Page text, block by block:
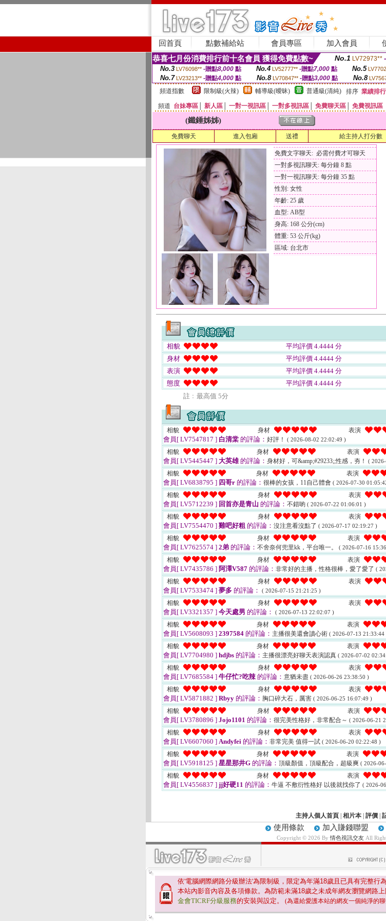
回首頁 點數補給站 會員專區 加入會員
恭喜七月份消費排行前十名會員 獲得免費點數~ No.1 LV72973**
No.3 LV76098** -贈點8,000點 No.4 LV52777** -贈點7,000點 No.5
No.7 LV23213** -贈點4,000 點 No.8 LV70847** -贈點3,000 點 No.8
頻道指數
限制級(火辣) 輔導級(曖昧) 普通級(清純) 排序 業績排行
頻道 台妹專區 新人區 一對一視訊區 一對多視訊區 免費聊天區 免費視訊區
(鐵錘姊姊)
免費聊天 進入包廂 送禮 給主持人打分數
免費文字聊天: 必需付費才可聊天
一對多視訊聊天: 每分鐘 8 點
一對一視訊聊天: 每分鐘 35 點
性別: 女性
年齡: 25 歲
血型: AB型
身高: 168 公分(cm)
體重: 53 公斤(kg)
區域: 台北市
相貌
平均評價 4.4444 分
身材
平均評價 4.4444 分
表演
平均評價 4.4444 分
態度
平均評價 4.4444 分
註﹕最高值 5分
相貌 身材 表演
會員[ LV7547817 ] 白清棠 的評論： 好評！ ( 2026-08-02 22:02:49 )
相貌 身材 表演
會員[ LV5445447 ] 大英雄的評論： 身材好，可&amp;#29233;;性感，夯！ (
相貌 身材 表演
會員[ LV6838795 ] 四哥r 的評論： 很棒的女孩，11自己體會 ( 2026-07-30
相貌 身材 表演
會員[ LV5712239 ] 回首亦是青山 的評論： 不錯喲 ( 2026-07-22 01:06:01 )
相貌 身材 表演
會員[ LV7554470 ] 雞吧好粗 的評論： 沒注意看沒點了 ( 2026-07-17 02:19:27 )
相貌 身材 表演
會員[ LV7625574 ] 2弟 的評論： 不舍奈何兜里kk，平台唯一。 ( 2026-07-16
相貌 身材 表演
會員[ LV7435786 ] 阿澤V587 的評論： 非常好的主播，性格很棒，愛了愛了 (
相貌 身材 表演
會員[ LV7533474 ] 夢多 的評論： ( 2026-07-15 21:21:25 )
相貌 身材 表演
會員[ LV3321357 ] 今天處男 的評論： ( 2026-07-13 22:02:07 )
相貌 身材 表演
會員[ LV5608093 ] 2397584 的評論： 主播很美還會讀心術 ( 2026-07-13 21:33:44
相貌 身材 表演
會員[ LV7704980 ] hdjbs 的評論： 主播很漂亮好聊天表演認真 ( 2026-07-02
相貌 身材 表演
會員[ LV7685584 ] 牛仔忙?吃辣 的評論： 意猶未盡 ( 2026-06-26 23:38:50 )
相貌 身材 表演
會員[ LV5871882 ] Rbyy 的評論： 胸口碎大石，厲害 ( 2026-06-25 16:07:49 )
相貌 身材 表演
會員[ LV3780896 ] Jojo1101 的評論： 很完美性格好，非常配合～ ( 2026-06-21
相貌 身材 表演
會員[ LV6607060 ] Andyfei 的評論： 非常完美 值得一試 ( 2026-06-20 02:22:48 )
相貌 身材 表演
會員[ LV5918125 ] 星星那井G 的評論： 頂級顏值，頂級配合，超級爽 ( 2026-
相貌 身材 表演
會員[ LV4556837 ] jj好硬11 的評論： 牛逼 不敷衍性格好 以後就找你了 ( 2026-
主持人個人首頁 相片本 評價
使用條款 加入賺錢聯盟
Copyright © 2026 By情色視訊交友All
依'電腦網際網路分級辦法'為限制級，限定為年滿18歲且已具有完整行
本站內影音內容及各項條款。為防範未滿18歲之未成年網友瀏覽網路
金會TICRF分級服務的安裝與設定。 (為還給愛護本站的網友一個純淨的